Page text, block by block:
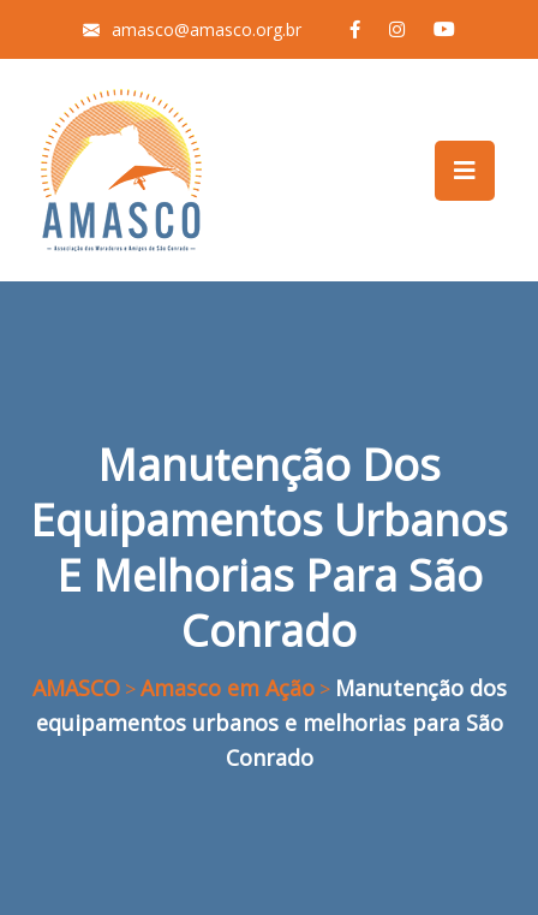
amasco@amasco.org.br
Manutenção Dos
Equipamentos Urbanos
E Melhorias Para São
Conrado
AMASCO>Amasco em Ação> Manutenção dos
equipamentos urbanos e melhorias para São
Conrado